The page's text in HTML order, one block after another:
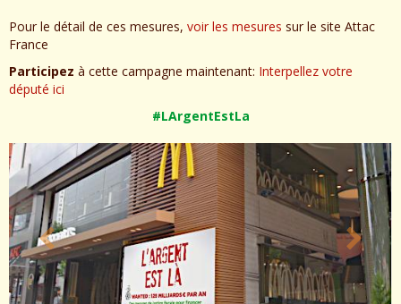
Pour le détail de ces mesures, voir les mesures sur le site Attac
France
Participez à cette campagne maintenant: Interpellez votre
député ici
#LArgentEstLa